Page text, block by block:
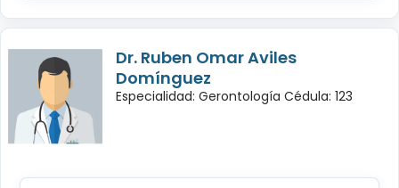
Dr. Ruben Omar Aviles
Domínguez
Especialidad: Gerontología Cédula: 123